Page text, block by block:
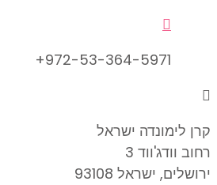

972-53-364-5971+

קרן לימונדה ישראל
רחוב וודג'ווד 3
ירושלים, ישראל 93108